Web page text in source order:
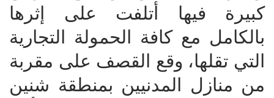
كبيرة فيها أتلفت على إثرها
بالكامل مع كافة الحمولة التجارية
التي تقلها، وقع القصف على مقربة
من منازل المدنيين بمنطقة شنين